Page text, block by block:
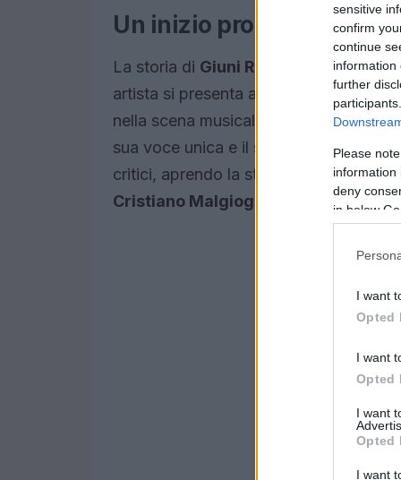
sensitive
confirm
continue
information
further
Please
information
deny
in below
I want
Opted
I want
Opted
I want
Opted
I want
Un inizio promettente
La storia di Giuni Russo
, al secolo
artista si presenta al
Festival di
nella scena musicale italiana segna
sua voce unica e il suo stile
critici, aprendo la strada a
Cristiano Malgioglio